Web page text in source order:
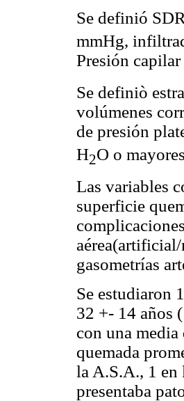
Se definió
mmHg,
Presión
Se definiò
volúmenes
de presión
H2O o
Las variables
superficie
gasometrías
Se estudiaron
32 +- 14 años
con una
quemada
la A.S.A., 1 en
presentaba